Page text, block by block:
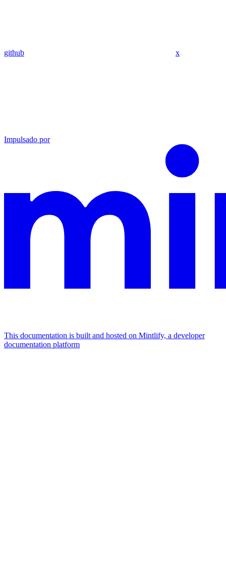
github x
Impulsado por
This documentation is built and hosted on Mintlify, a developer
documentation platform